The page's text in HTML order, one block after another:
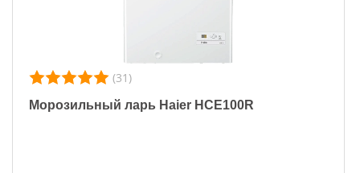
(31)
Морозильный ларь Haier HCE100R